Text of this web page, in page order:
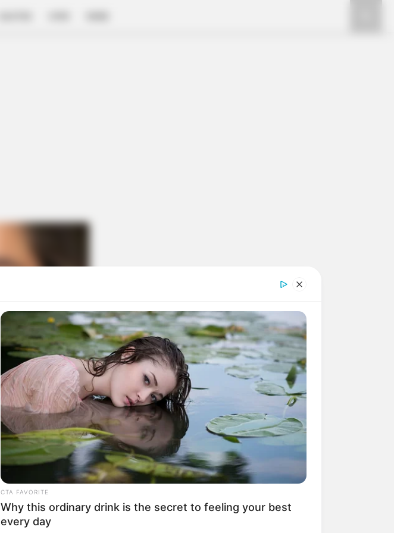
CTA FAVORITE
Why this ordinary drink is the secret to feeling your best
every day